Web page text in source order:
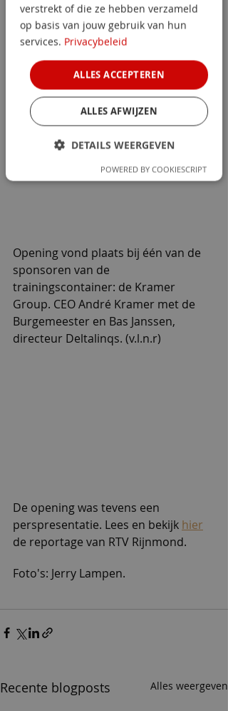
De burgemeester ervaart in de
container de training zelf, die o.a.
bestaat uit 360 graden video, VR-
techniek en rollenspel met
trainingsacteurs.
Opening vond plaats bij één van de
sponsoren van de
trainingscontainer: de Kramer
Group. CEO André Kramer met de
Burgemeester en Bas Janssen,
directeur Deltalinqs. (v.l.n.r)
De opening was tevens een
perspresentatie. Lees en bekijk hier
de reportage van RTV Rijnmond.
Foto's: Jerry Lampen.
Recente blogposts Alles weergeven
verstrekt of die ze hebben verzameld
op basis van jouw gebruik van hun
services. Privacybeleid
ALLES ACCEPTEREN
ALLES AFWIJZEN
DETAILS WEERGEVEN
POWERED BY COOKIESCRIPT